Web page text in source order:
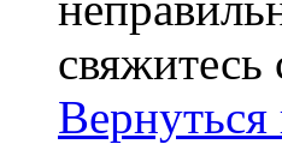
свяжитесь
Вернуться